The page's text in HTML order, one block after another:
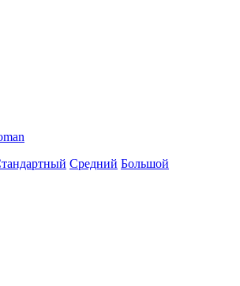
Средний Большой